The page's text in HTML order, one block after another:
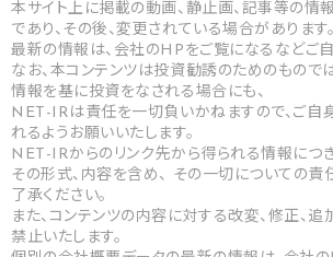
本サイト上に掲載の動画、静止画、記事等の情
であり、その後、変更されている場合があります。
最新の情報は、会社のHPをご覧になるなどご自
なお、本コンテンツは投資勧誘のためのもので
情報を基に投資をなされる場合にも、
NET-IRは責任を一切負いかねますので、ご自
れるようお願いいたします。
NET-IRからのリンク先から得られる情報につ
その形式、内容を含め、 その一切についての責
了承ください。
また、コンテンツの内容に対する改変、修正、
禁止いたします。